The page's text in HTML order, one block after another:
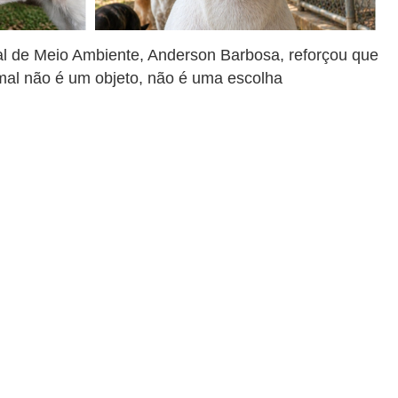
Meio Ambiente, Anderson Barbosa, reforçou que
não é um objeto, não é uma escolha